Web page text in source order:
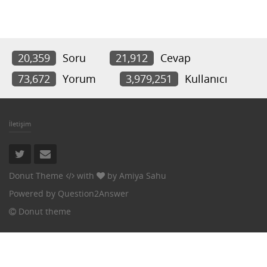
20,359 Soru 21,912
Cevap
73,672
Yorum 3,979,251 Kullanıcı
İletişim
Donut Theme with by Amiya Sahu
Powered by Question2Answer
Donut theme